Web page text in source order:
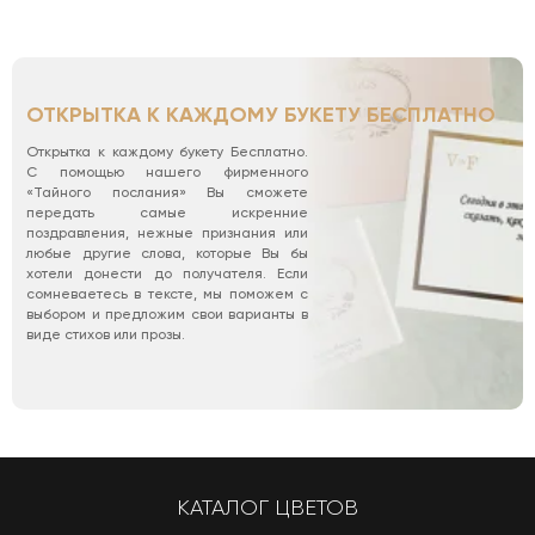
ОТКРЫТКА К КАЖДОМУ БУКЕТУ БЕСПЛАТНО
Открытка к каждому букету Бесплатно.
С помощью нашего фирменного
«Тайного послания» Вы сможете
передать самые искренние
поздравления, нежные признания или
любые другие слова, которые Вы бы
хотели донести до получателя. Если
сомневаетесь в тексте, мы поможем с
выбором и предложим свои варианты в
виде стихов или прозы.
КАТАЛОГ ЦВЕТОВ